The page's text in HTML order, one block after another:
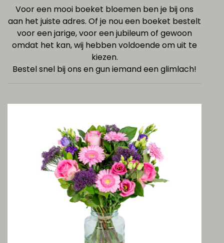
Voor een mooi boeket bloemen ben je bij ons
aan het juiste adres. Of je nou een boeket bestelt
voor een jarige, voor een jubileum of gewoon
omdat het kan, wij hebben voldoende om uit te
kiezen.
Bestel snel bij ons en gun iemand een glimlach!